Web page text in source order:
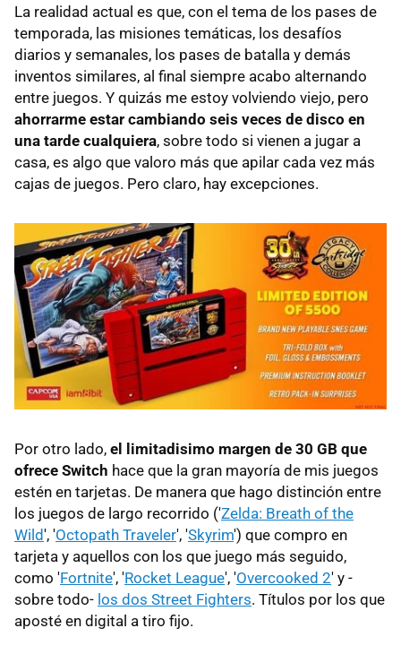
La realidad actual es que, con el tema de los pases de
temporada, las misiones temáticas, los desafíos
diarios y semanales, los pases de batalla y demás
inventos similares, al final siempre acabo alternando
entre juegos. Y quizás me estoy volviendo viejo, pero
ahorrarme estar cambiando seis veces de disco en
una tarde cualquiera, sobre todo si vienen a jugar a
casa, es algo que valoro más que apilar cada vez más
cajas de juegos. Pero claro, hay excepciones.
Por otro lado, el limitadisimo margen de 30 GB que
ofrece Switch hace que la gran mayoría de mis juegos
estén en tarjetas. De manera que hago distinción entre
los juegos de largo recorrido ('Zelda: Breath of the
Wild', 'Octopath Traveler', 'Skyrim') que compro en
tarjeta y aquellos con los que juego más seguido,
como 'Fortnite', 'Rocket League', 'Overcooked 2' y -
sobre todo- los dos Street Fighters. Títulos por los que
aposté en digital a tiro fijo.